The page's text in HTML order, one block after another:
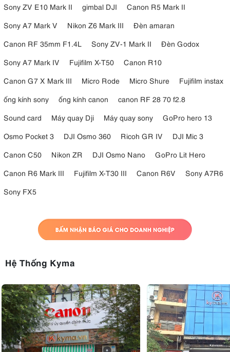
Sony ZV E10 Mark II
gimbal DJI
Canon R5 Mark II
Sony A7 Mark V
Nikon Z6 Mark III
Đèn amaran
Canon RF 35mm F1.4L
Sony ZV-1 Mark II
Đèn Godox
Sony A7 Mark IV
Fujifilm X-T50
Canon R10
Canon G7 X Mark III
Micro Rode Micro Shure
Fujifilm instax
ống kính sony
ống kính canon
canon RF 28 70 f2.8
Sound card
Máy quay Dji Máy quay sony
GoPro hero 13
Osmo Pocket 3
DJI Osmo 360 Ricoh GR IV
DJI Mic 3
Canon C50
Nikon ZR DJI Osmo Nano
GoPro Lit Hero
Canon R6 Mark III
Fujifilm X-T30 III Canon R6V
Sony A7R6
Sony FX5
Hệ Thống Kyma